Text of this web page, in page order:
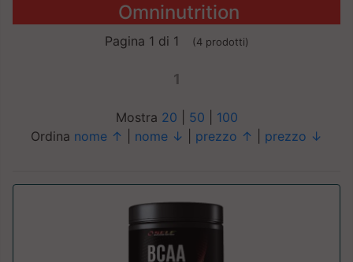
Omninutrition
Pagina 1 di 1 (4 prodotti)
1
Mostra 20 50
100
Ordina nome ↑ nome ↓ prezzo ↑ prezzo ↓